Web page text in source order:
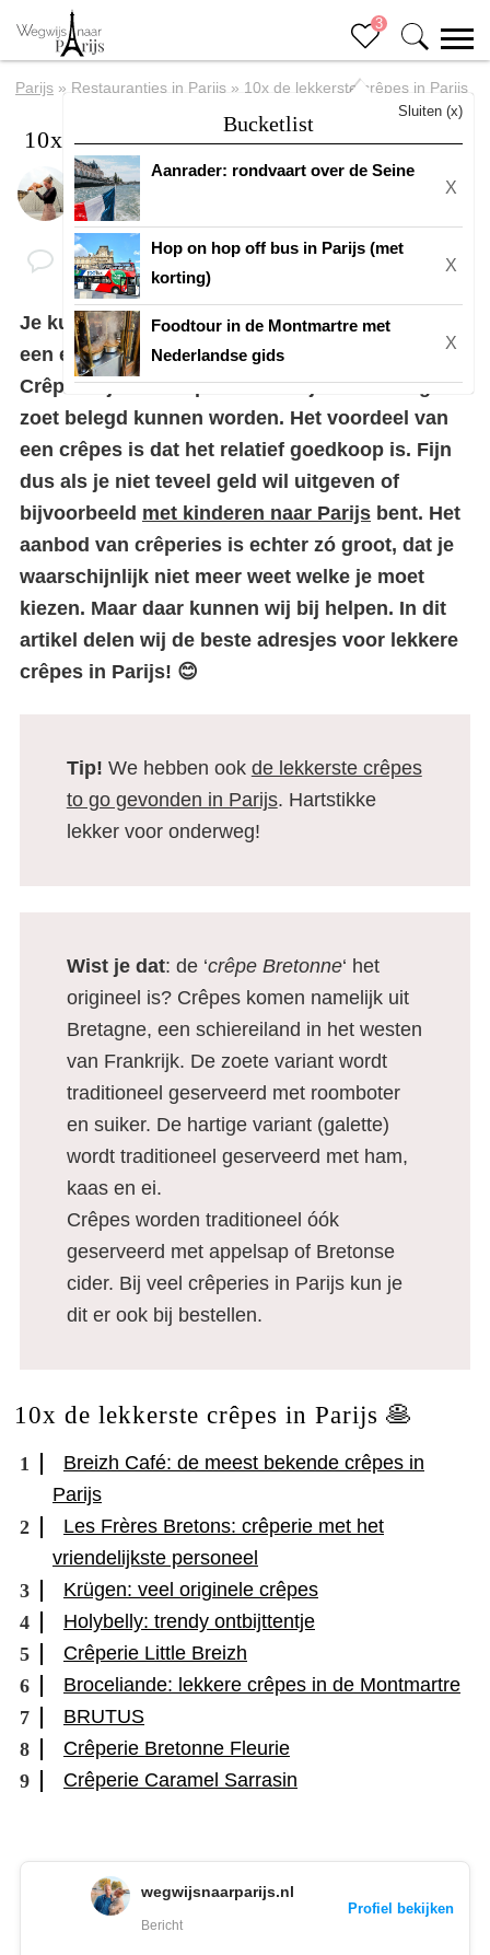
3
Bucketlist
Sluiten (x)
Aanrader: rondvaart over de Seine
X
Hop on hop off bus in Parijs (met
korting)
X
Foodtour in de Montmartre met
Nederlandse gids
X
Parijs » Restaurantjes in Parijs » 10x de lekkerste crêpes in Parijs
10x de lekkerste crêpes in Parijs
DoorEline
Je kuntParijs natuurlijk niet verlaten zonder
een echte Franse crêpe gegeten te hebben.
Crêpes zijn dunne pannenkoekjes die hartig of
zoet belegd kunnen worden. Het voordeel van
een crêpes is dat het relatief goedkoop is. Fijn
dus als je niet teveel geld wil uitgeven of
bijvoorbeeld met kinderen naar Parijs bent. Het
aanbod van crêperies is echter zó groot, dat je
waarschijnlijk niet meer weet welke je moet
kiezen. Maar daar kunnen wij bij helpen. In dit
artikel delen wij de beste adresjes voor lekkere
crêpes in Parijs! 😊
Tip! We hebben ook de lekkerste crêpes
to go gevonden in Parijs. Hartstikke
lekker voor onderweg!
Wist je dat: de ‘crêpe Bretonne‘ het
origineel is? Crêpes komen namelijk uit
Bretagne, een schiereiland in het westen
van Frankrijk. De zoete variant wordt
traditioneel geserveerd met roomboter
en suiker. De hartige variant (galette)
wordt traditioneel geserveerd met ham,
kaas en ei.
Crêpes worden traditioneel óók
geserveerd met appelsap of Bretonse
cider. Bij veel crêperies in Parijs kun je
dit er ook bij bestellen.
10x de lekkerste crêpes in Parijs 🥞
Breizh Café: de meest bekende crêpes in
Parijs
Les Frères Bretons: crêperie met het
vriendelijkste personeel
Krügen: veel originele crêpes
Holybelly: trendy ontbijttentje
Crêperie Little Breizh
Broceliande: lekkere crêpes in de Montmartre
BRUTUS
Crêperie Bretonne Fleurie
Crêperie Caramel Sarrasin
wegwijsnaarparijs.nl
Bericht
Profiel bekijken